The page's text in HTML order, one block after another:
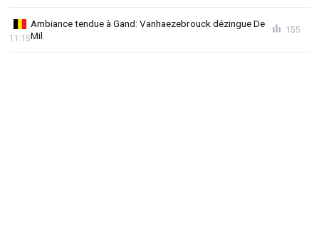
Ambiance tendue à Gand: Vanhaezebrouck dézingue De
Mil
11:15
155